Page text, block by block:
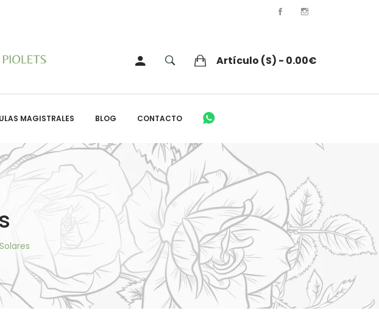
Artículo (s) - 0.00€
MAGISTRALES BLOG CONTACTO
Solares